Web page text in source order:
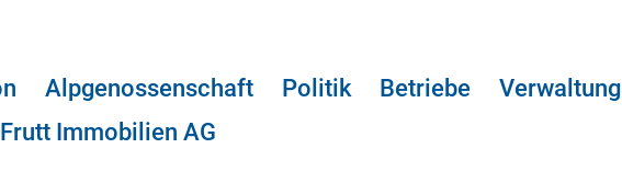
Alpgenossenschaft Politik Betriebe Verwaltung
Immobilien AG